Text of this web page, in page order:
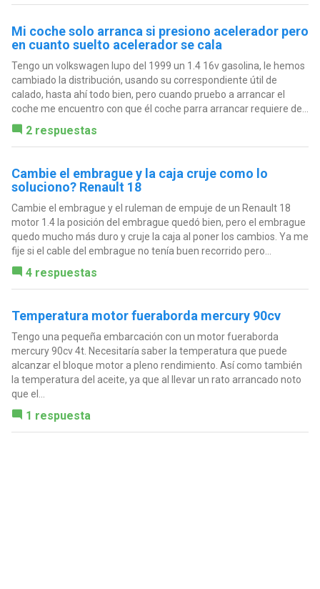
Mi coche solo arranca si presiono acelerador pero
en cuanto suelto acelerador se cala
Tengo un volkswagen lupo del 1999 un 1.4 16v gasolina, le hemos
cambiado la distribución, usando su correspondiente útil de
calado, hasta ahí todo bien, pero cuando pruebo a arrancar el
coche me encuentro con que él coche parra arrancar requiere de...
2 respuestas
Cambie el embrague y la caja cruje como lo
soluciono? Renault 18
Cambie el embrague y el ruleman de empuje de un Renault 18
motor 1.4 la posición del embrague quedó bien, pero el embrague
quedo mucho más duro y cruje la caja al poner los cambios. Ya me
fije si el cable del embrague no tenía buen recorrido pero...
4 respuestas
Temperatura motor fueraborda mercury 90cv
Tengo una pequeña embarcación con un motor fueraborda
mercury 90cv 4t. Necesitaría saber la temperatura que puede
alcanzar el bloque motor a pleno rendimiento. Así como también
la temperatura del aceite, ya que al llevar un rato arrancado noto
que el...
1 respuesta